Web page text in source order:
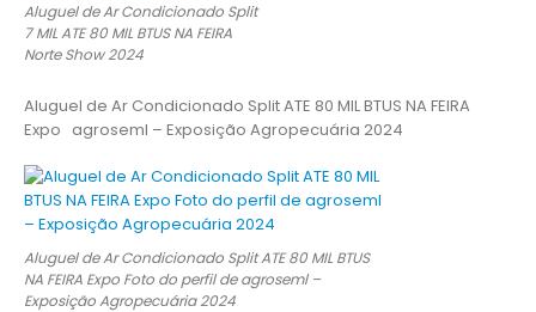
Aluguel de Ar Condicionado Split
7 MIL ATE 80 MIL BTUS NA FEIRA
Norte Show 2024
Aluguel de Ar Condicionado Split ATE 80 MIL BTUS NA FEIRA
Expo agroseml – Exposição Agropecuária 2024
Aluguel de Ar Condicionado Split ATE 80 MIL BTUS
NA FEIRA Expo Foto do perfil de agroseml –
Exposição Agropecuária 2024